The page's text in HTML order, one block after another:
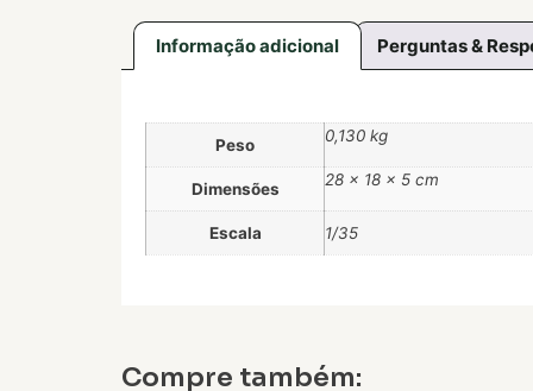
Informação adicional Perguntas &
Peso 0,130 kg
Dimensões 28 × 18 × 5 cm
Escala 1/35
Compre também: